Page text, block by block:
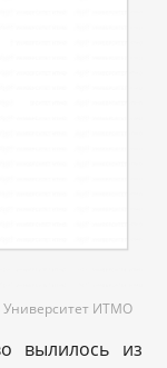
Университет ИТМО
вылилось из